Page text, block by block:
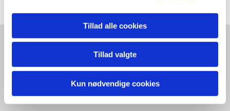
Tillad alle cookies
Tillad valgte
Kun nødvendige cookies
svendborgfolkeuniversitet@gmail.com